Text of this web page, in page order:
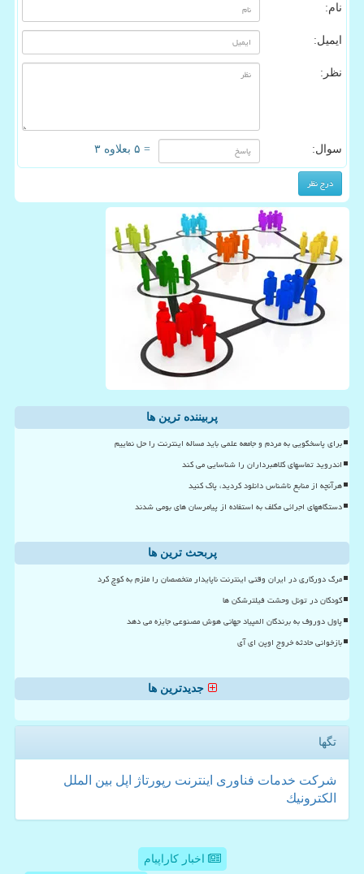
نام:
ایمیل:
نظر:
سوال: = ۵ بعلاوه ۳
پربیننده ترین ها
برای پاسخگویی به مردم و جامعه علمی باید مساله اینترنت را حل نماییم
اندروید تماسهای کلاهبرداران را شناسایی می کند
هرآنچه از منابع ناشناس دانلود کردید، پاک کنید
دستگاههای اجرائی مکلف به استفاده از پیامرسان های بومی شدند
پربحث ترین ها
مرگ دورکاری در ایران وقتی اینترنت ناپایدار متخصصان را ملزم به کوچ کرد
کودکان در تونل وحشت فیلترشکن ها
پاول دوروف به برندگان المپیاد جهانی هوش مصنوعی جایزه می دهد
بازخوانی حادثه خروج اوپن ای آی
جدیدترین ها
تگها
شركت خدمات فناوری اینترنت رپورتاژ اپل بین الملل
الكترونیك
اخبار کاراپیام